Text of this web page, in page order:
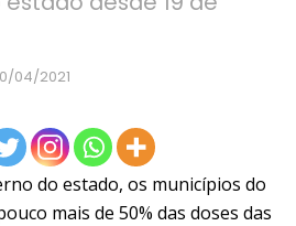
04/2021
do estado, os municípios do
mais de 50% das doses das